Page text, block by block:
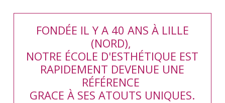
FONDÉE IL Y A 40 ANS À LILLE
(NORD),
NOTRE ÉCOLE D'ESTHÉTIQUE EST
RAPIDEMENT DEVENUE UNE
RÉFÉRENCE
GRACE À SES ATOUTS UNIQUES.